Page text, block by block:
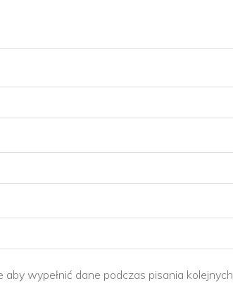
wypełnić dane podczas pisania kolejnych